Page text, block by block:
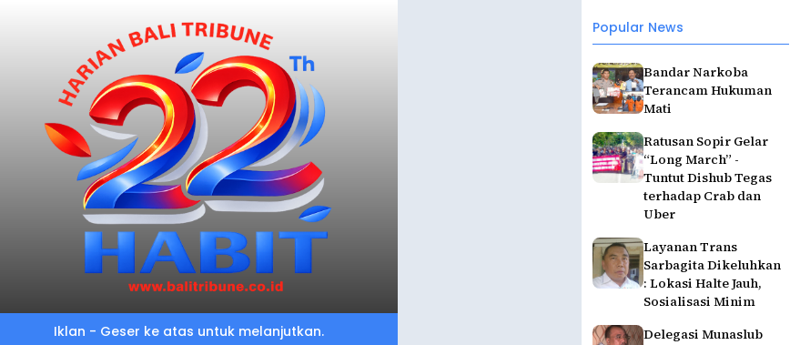
Popular News
Bandar Narkoba
Terancam Hukuman
Mati
Ratusan Sopir Gelar
“Long March” -
Tuntut Dishub Tegas
terhadap Crab dan
Uber
Layanan Trans
Sarbagita Dikeluhkan
: Lokasi Halte Jauh,
Sosialisasi Minim
Delegasi Munaslub
Iklan - Geser ke atas untuk melanjutkan.